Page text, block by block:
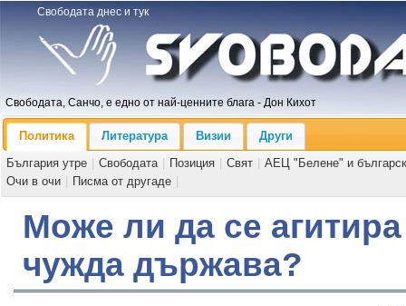
Свободата днес и тук
Свободата, Санчо, е едно от най-ценните блага - Дон Кихот
Политика Литература Визии
Други
България утре
Свободата Позиция Свят
АЕЦ "Белене" и
Очи в очи
Писма от другаде
Може ли да се
чужда държава?